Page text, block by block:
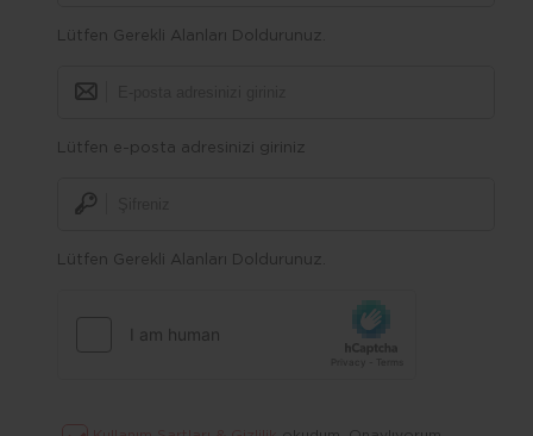
Lütfen Gerekli Alanları Doldurunuz.
Lütfen e-posta adresinizi giriniz
Lütfen Gerekli Alanları Doldurunuz.